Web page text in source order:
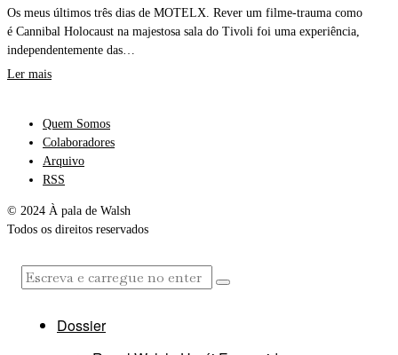
Os meus últimos três dias de MOTELX. Rever um filme-trauma como
é Cannibal Holocaust na majestosa sala do Tivoli foi uma experiência,
independentemente das…
Ler mais
Quem Somos
Colaboradores
Arquivo
RSS
© 2024 À pala de Walsh
Todos os direitos reservados
Dossier